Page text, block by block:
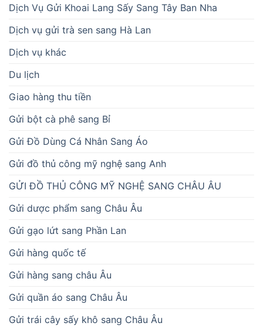
Dịch Vụ Gửi Khoai Lang Sấy Sang Tây Ban Nha
Dịch vụ gửi trà sen sang Hà Lan
Dịch vụ khác
Du lịch
Giao hàng thu tiền
Gửi bột cà phê sang Bỉ
Gửi Đồ Dùng Cá Nhân Sang Áo
Gửi đồ thủ công mỹ nghệ sang Anh
GỬI ĐỒ THỦ CÔNG MỸ NGHỆ SANG CHÂU ÂU
Gửi dược phẩm sang Châu Âu
Gửi gạo lứt sang Phần Lan
Gửi hàng quốc tế
Gửi hàng sang châu Âu
Gửi quần áo sang Châu Âu
Gửi trái cây sấy khô sang Châu Âu